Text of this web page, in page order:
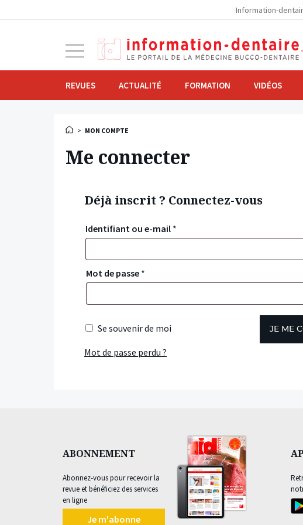
Information-
navigation
REVUES ACTUALITÉ FORMATION VIDÉOS
> MON COMPTE
Me connecter
Déjà inscrit ? Connectez-vous
Identifiant ou e-mail *
Mot de passe *
Se souvenir de moi JE ME
Mot de passe perdu ?
ABONNEMENT
Abonnez-vous pour recevoir la
revue et bénéficiez des services
en ligne
Je m'abonne